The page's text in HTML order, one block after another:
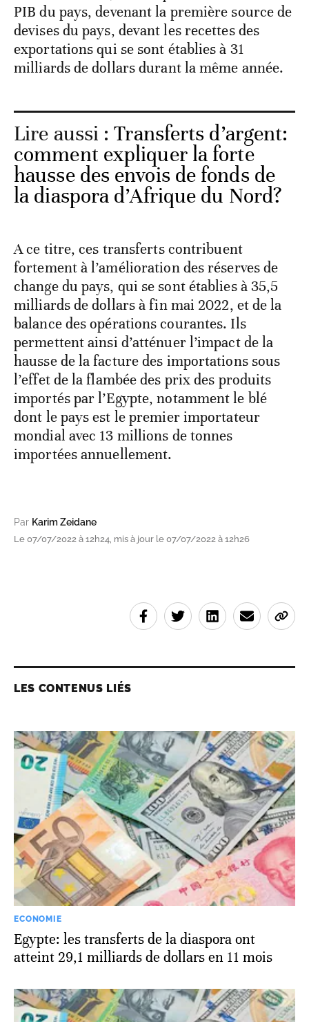
PIB du pays, devenant la première source de
devises du pays, devant les recettes des
exportations qui se sont établies à 31
milliards de dollars durant la même année.
Lire aussi :Transferts d’argent:
comment expliquer la forte
hausse des envois de fonds de
la diaspora d’Afrique du Nord?
A ce titre, ces transferts contribuent
fortement à l’amélioration des réserves de
change du pays, qui se sont établies à 35,5
milliards de dollars à fin mai 2022, et de la
balance des opérations courantes. Ils
permettent ainsi d’atténuer l’impact de la
hausse de la facture des importations sous
l’effet de la flambée des prix des produits
importés par l’Egypte, notamment le blé
dont le pays est le premier importateur
mondial avec 13 millions de tonnes
importées annuellement.
Par Karim Zeidane
Le 07/07/2022 à 12h24, mis à jour le 07/07/2022 à 12h26
LES CONTENUS LIÉS
ECONOMIE
Egypte: les transferts de la diaspora ont
atteint 29,1 milliards de dollars en 11 mois